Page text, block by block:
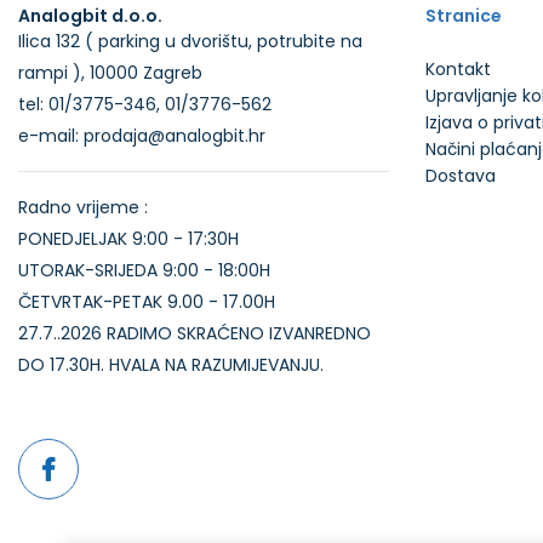
Analogbit d.o.o.
Ilica 132 ( parking u dvorištu, potrubite na
rampi ), 10000 Zagreb
tel: 01/3775-346, 01/3776-562
e-mail: prodaja@analogbit.hr
Radno vrijeme :
PONEDJELJAK 9:00 - 17:30H
UTORAK-SRIJEDA 9:00 - 18:00H
ČETVRTAK-PETAK 9.00 - 17.00H
27.7..2026 RADIMO SKRAĆENO IZVANREDNO
DO 17.30H. HVALA NA RAZUMIJEVANJU.
Stranice
Kontakt
Upravljanje
Izjava o
Načini
Dostava